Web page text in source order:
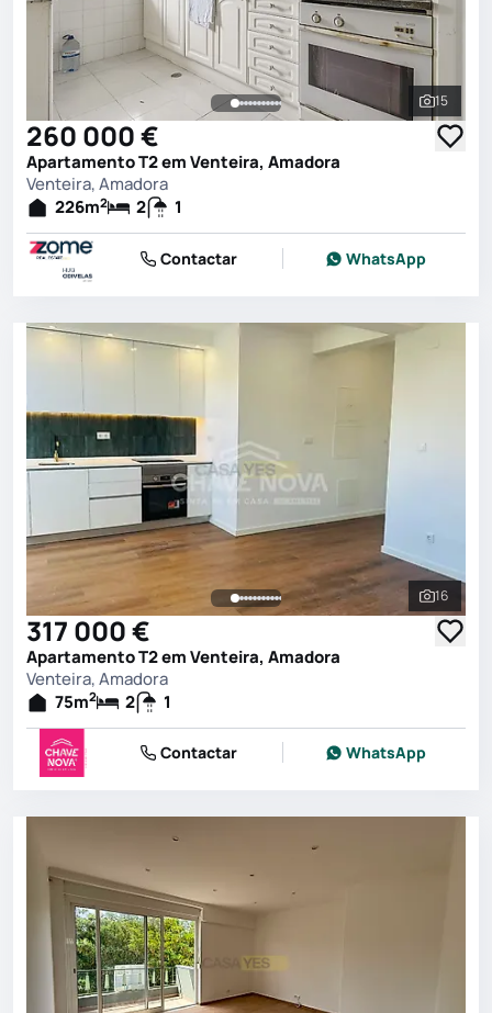
Ver
15
260 000 €
Apartamento T2 em Venteira, Amadora
Venteira, Amadora
226m2 2 1
Contactar WhatsApp
Ver
16
317 000 €
Apartamento T2 em Venteira, Amadora
Venteira, Amadora
75m2 2 1
Contactar WhatsApp